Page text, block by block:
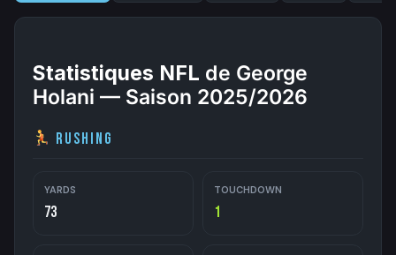
Statistiques NFL de George
Holani — Saison 2025/2026
Rushing
YARDS
73
TOUCHDOWN
1